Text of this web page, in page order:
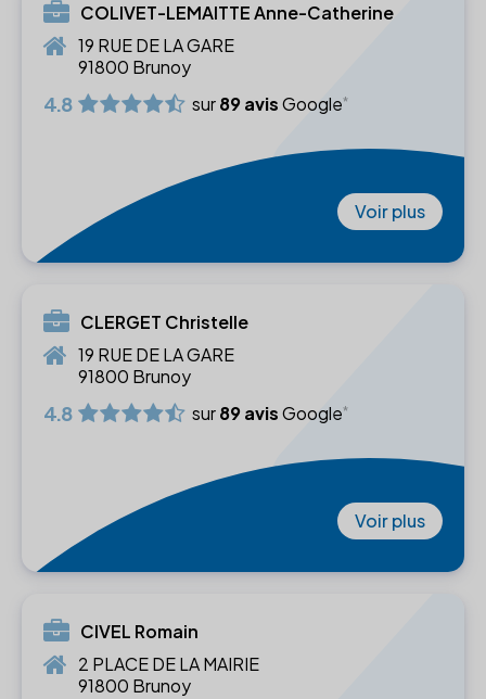
COLIVET-LEMAITTE Anne-Catherine
19 RUE DE LA GARE
91800 Brunoy
4.8 sur89 avisGoogle
Voir plus
CLERGET Christelle
19 RUE DE LA GARE
91800 Brunoy
4.8 sur89 avisGoogle
Voir plus
CIVEL Romain
2 PLACE DE LA MAIRIE
91800 Brunoy